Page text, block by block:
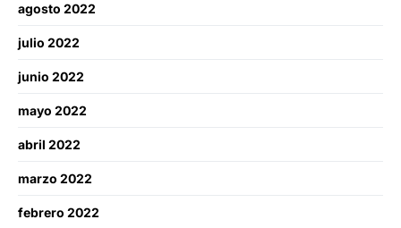
agosto 2022
julio 2022
junio 2022
mayo 2022
abril 2022
marzo 2022
febrero 2022